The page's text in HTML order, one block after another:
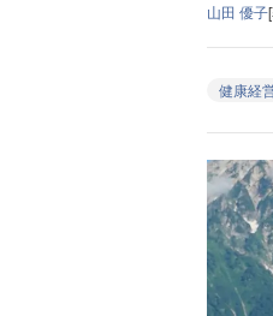
山田 優子
健康経